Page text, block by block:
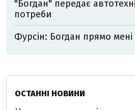
"Богдан" передає
потреби
Фурсін: Богдан прямо
ОСТАННІ НОВИНИ